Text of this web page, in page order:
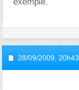
28/09/2009, 20h43